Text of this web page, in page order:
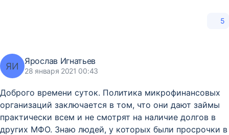
5
ЯИ Ярослав Игнатьев
28 января 2021 00:43
Доброго времени суток. Политика микрофинансовых
организаций заключается в том, что они дают займы
практически всем и не смотрят на наличие долгов в
других МФО. Знаю людей, у которых были просрочки в